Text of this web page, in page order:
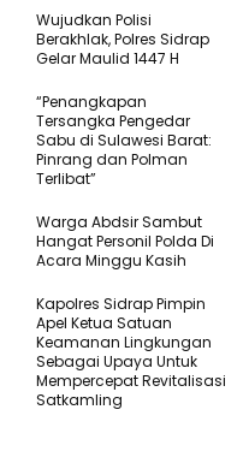
Wujudkan Polisi
Berakhlak, Polres Sidrap
Gelar Maulid 1447 H
“Penangkapan
Tersangka Pengedar
Sabu di Sulawesi Barat:
Pinrang dan Polman
Terlibat”
Warga Abdsir Sambut
Hangat Personil Polda Di
Acara Minggu Kasih
Kapolres Sidrap Pimpin
Apel Ketua Satuan
Keamanan Lingkungan
Sebagai Upaya Untuk
Mempercepat Revitalisasi
Satkamling